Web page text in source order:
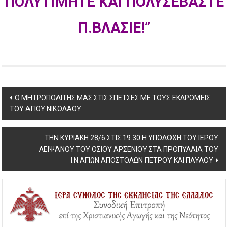
Π.ΒΛΑΣΙΕ!”
Post
navigation
Ο ΜΗΤΡΟΠΟΛΙΤΗΣ ΜΑΣ ΣΤΙΣ ΣΠΕΤΣΕΣ ΜΕ ΤΟΥΣ ΕΚΔΡΟΜΕΙΣ
ΤΟΥ ΑΓΙΟΥ ΝΙΚΟΛΑΟΥ
THN ΚΥΡΙΑΚΗ 28/6 ΣΤΙΣ 19.30 Η ΥΠΟΔΟΧΗ ΤΟΥ ΙΕΡΟΥ
ΛΕΙΨΑΝΟΥ ΤΟΥ ΟΣΙΟΥ ΑΡΣΕΝΙΟΥ ΣΤΑ ΠΡΟΠΥΛΑΙΑ ΤΟΥ
Ι.Ν.ΑΓΙΩΝ ΑΠΟΣΤΟΛΩΝ ΠΕΤΡΟΥ ΚΑΙ ΠΑΥΛΟΥ